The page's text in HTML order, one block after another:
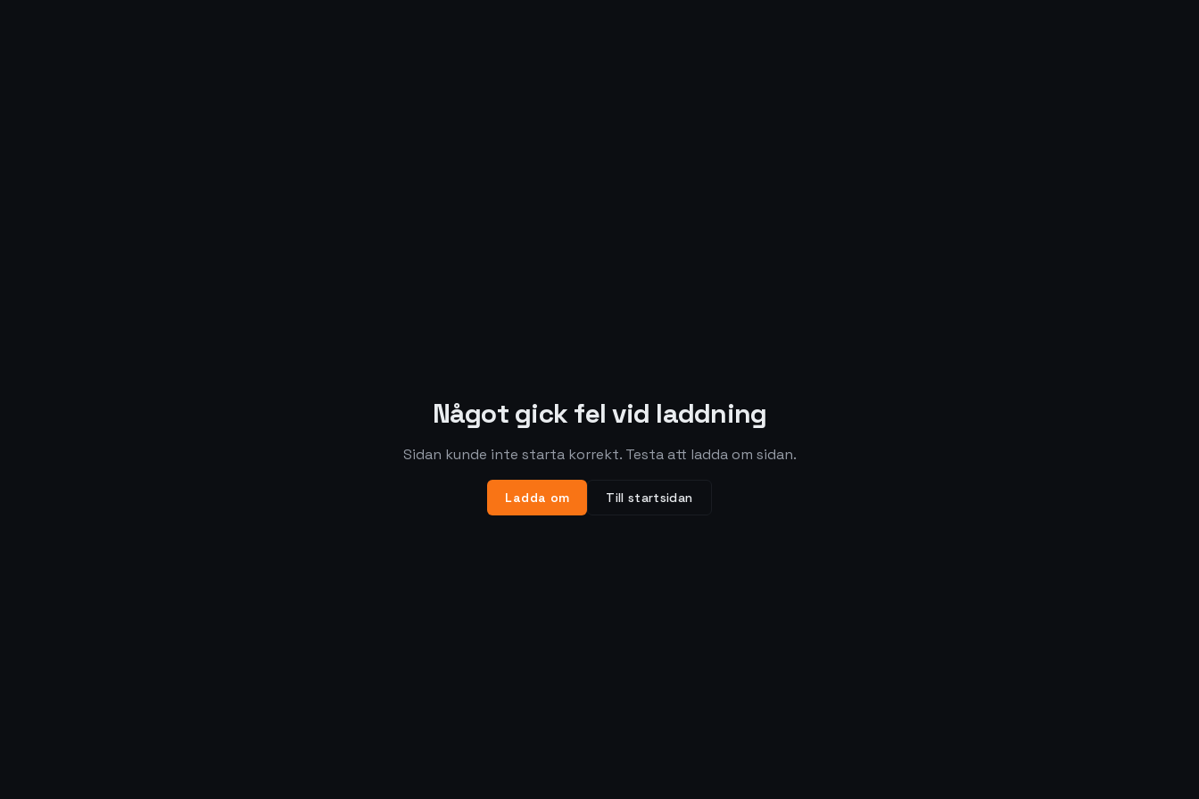
Något gick fel vid laddning
Sidan kunde inte starta korrekt. Testa att ladda om sidan.
Ladda om Till startsidan